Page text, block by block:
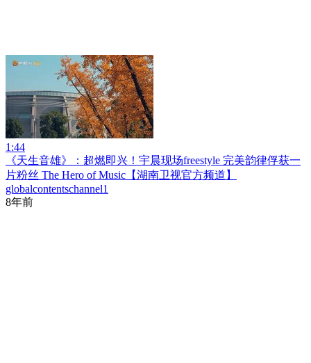
1:44
《天生音雄》：超燃即兴！宇晨现场freestyle 完美韵律俘获一
片粉丝 The Hero of Music【湖南卫视官方频道】
globalcontentschannel1
8年前